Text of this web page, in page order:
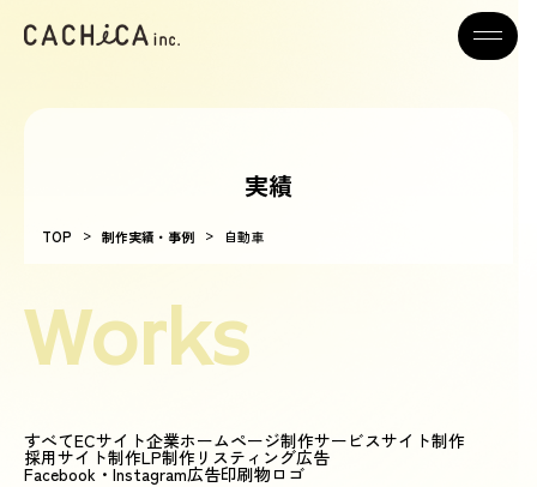
実績
TOP > 制作実績・事例 > 自動車
Works
すべてECサイト企業ホームページ制作サービスサイト制作
採用サイト制作LP制作 リスティング広告
Facebook・Instagram広告印刷物ロゴ